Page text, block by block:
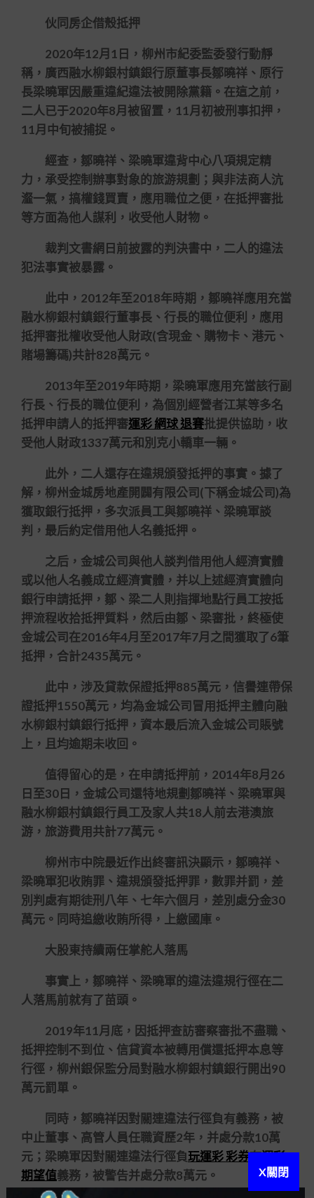
伙同房企借殼抵押
2020年12月1日，柳州市紀委監委發行動靜
稱，廣西融水柳銀村鎮銀行原董事長鄒曉祥、原行
長梁曉軍因嚴重違紀違法被開除黨籍。在這之前，
二人已于2020年8月被留置，11月初被刑事扣押，
11月中旬被捕捉。
經查，鄒曉祥、梁曉軍違背中心八項規定精
力，承受控制辦事對象的旅游規劃；與非法商人沆
瀣一氣，搞權錢買賣，應用職位之便，在抵押審批
等方面為他人謀利，收受他人財物。
裁判文書網日前披露的判決書中，二人的違法
犯法事實被暴露。
此中，2012年至2018年時期，鄒曉祥應用充當
融水柳銀村鎮銀行董事長、行長的職位便利，應用
抵押審批權收受他人財政(含現金、購物卡、港元、
賭場籌碼)共計828萬元。
2013年至2019年時期，梁曉軍應用充當該行副
行長、行長的職位便利，為個別經營者江某等多名
抵押申請人的抵押審運彩 網球 退賽批提供協助，收
受他人財政1337萬元和別克小轎車一輛。
此外，二人還存在違規頒發抵押的事實。據了
解，柳州金城房地產開闢有限公司(下稱金城公司)為
獲取銀行抵押，多次派員工與鄒曉祥、梁曉軍談
判，最后約定借用他人名義抵押。
之后，金城公司與他人談判借用他人經濟實體
或以他人名義成立經濟實體，并以上述經濟實體向
銀行申請抵押，鄒、梁二人則指揮地點行員工按抵
押流程收拾抵押質料，然后由鄒、梁審批，終極使
金城公司在2016年4月至2017年7月之間獲取了6筆
抵押，合計2435萬元。
此中，涉及貸款保證抵押885萬元，信譽連帶保
證抵押1550萬元，均為金城公司冒用抵押主體向融
水柳銀村鎮銀行抵押，資本最后流入金城公司賬號
上，且均逾期未收回。
值得留心的是，在申請抵押前，2014年8月26
日至30日，金城公司還特地規劃鄒曉祥、梁曉軍與
融水柳銀村鎮銀行員工及家人共18人前去港澳旅
游，旅游費用共計77萬元。
柳州市中院最近作出終審訊決顯示，鄒曉祥、
梁曉軍犯收賄罪、違規頒發抵押罪，數罪并罰，差
別判處有期徒刑八年、七年六個月，差別處分金30
萬元。同時追繳收賄所得，上繳國庫。
大股東持續兩任掌舵人落馬
事實上，鄒曉祥、梁曉軍的違法違規行徑在二
人落馬前就有了苗頭。
2019年11月底，因抵押查訪審察審批不盡職、
抵押控制不到位、信貸資本被轉用償還抵押本息等
行徑，柳州銀保監分局對融水柳銀村鎮銀行開出90
萬元罰單。
同時，鄒曉祥因對關連違法行徑負有義務，被
中止董事、高管人員任職資歷2年，并處分款10萬
元；梁曉軍因對關連違法行徑負玩運彩 彩券有運彩
期望值義務，被警告并處分款8萬元。 X關閉